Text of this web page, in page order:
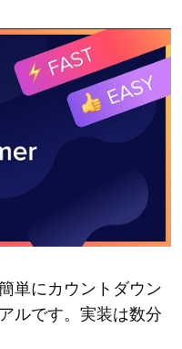
単にカウントダウン
ルです。実装は数分